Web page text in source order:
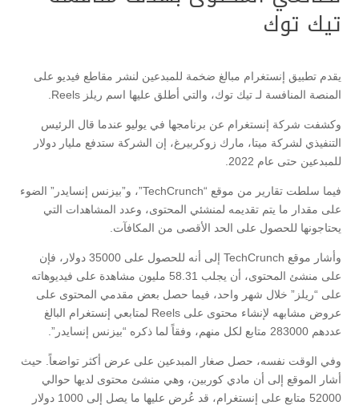
تيك توك
يقدم تطبيق إنستغرام مبالغ ضخمة للمبدعين لنشر مقاطع فيديو على
المنصة المنافسة لـ تيك توك، والتي أطلق عليها اسم ريلز Reels.
وكشفت شركة إنستغرام عن برنامجها في يوليو عندما قال الرئيس
التنفيذي لشركة ميتا، مارك زوكربيرغ، إن الشركة ستدفع مليار دولار
للمبدعين حتى عام 2022.
فيما سلطت تقارير من موقع “TechCrunch”، و”بيزنس إنسايدر” الضوء
على مقدار ما يتم تقديمه لمنشئي المحتوى، وعدد المشاهدات التي
يحتاجونها للحصول على الحد الأقصى من المكافآت.
وأشار موقع TechCrunch إلى أنه للحصول على 35000 دولار، فإن
على منشئ المحتوى، أن يجلب 58.31 مليون مشاهدة على فيديوهاته
على “ريلز” خلال شهر واحد، فيما حصل بعض مقدمي المحتوى على
عروض مشابهه لإنشاء محتوى على Reels لمتابعي إنستغرام البالغ
عددهم 283000 متابع لكل منهم، وفقاً لما ذكره “بيزنس إنسايدر”.
وفي الوقت نفسه، حصل صغار المبدعين على عرض أكثر تواضعاً. حيث
أشار الموقع إلى أن مادي كوربين، وهي منشئ محتوى لديها حوالي
52000 متابع على إنستغرام، قد عُرض عليها ما يصل إلى 1000 دولار